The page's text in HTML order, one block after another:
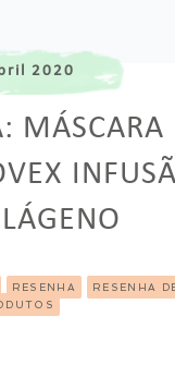
2020
MÁSCARA
RESENHA
RESENHA